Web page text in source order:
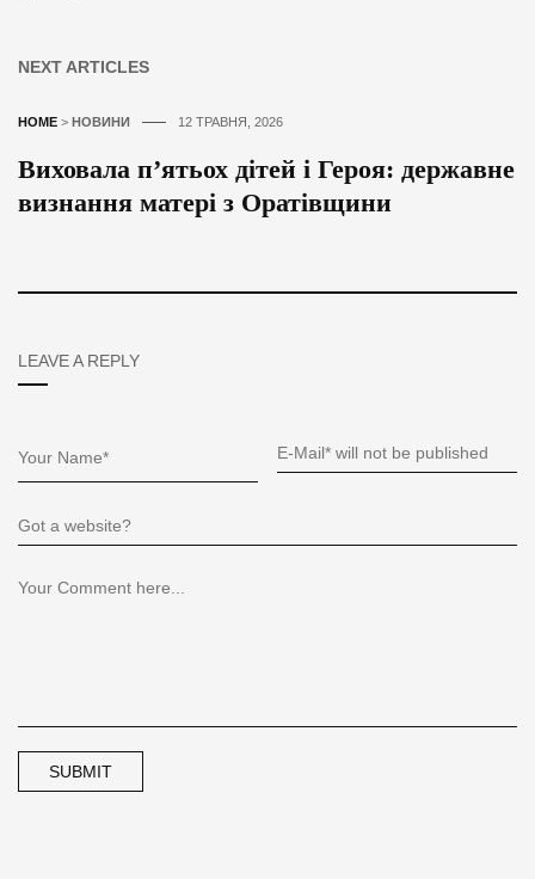
NEXT ARTICLES
HOME > НОВИНИ 12 ТРАВНЯ, 2026
Виховала п’ятьох дітей і Героя: державне
визнання матері з Оратівщини
LEAVE A REPLY